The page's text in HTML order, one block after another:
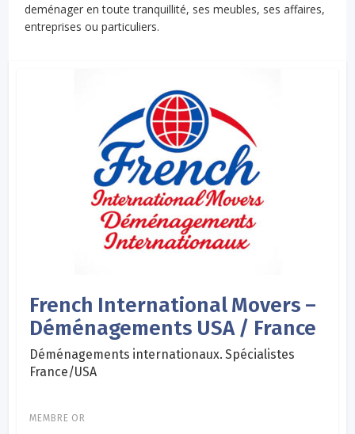
deménager en toute tranquillité, ses meubles, ses affaires,
entreprises ou particuliers.
French International Movers –
Déménagements USA / France
Déménagements internationaux. Spécialistes
France/USA
MEMBRE OR